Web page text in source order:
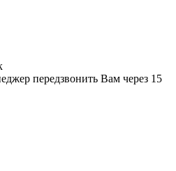
передзвонить Вам через 15